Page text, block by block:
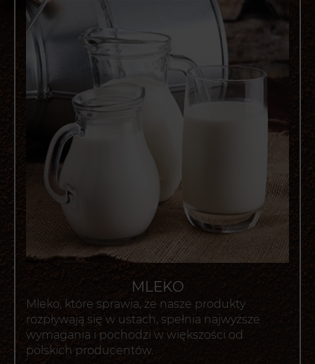
MLEKO
Mleko, które sprawia, że nasze produkty
rozpływają się w ustach, spełnia najwyższe
wymagania i pochodzi w większości od
polskich producentów.